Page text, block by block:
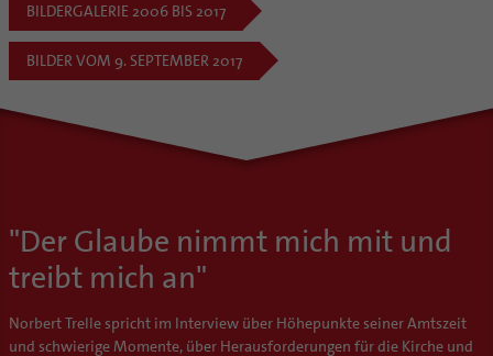
BILDERGALERIE 2006 BIS 2017
BILDER VOM 9. SEPTEMBER 2017
"Der Glaube nimmt mich mit und
treibt mich an"
Norbert Trelle spricht im Interview über Höhepunkte seiner Amtszeit
und schwierige Momente, über Herausforderungen für die Kirche und